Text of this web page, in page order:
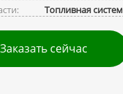
Топливная
Заказать сейчас